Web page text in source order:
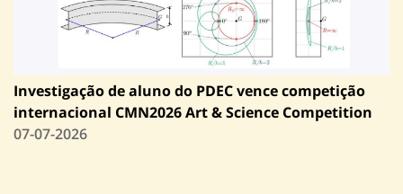
Investigação de aluno do PDEC vence competição
internacional CMN2026 Art & Science Competition
07-07-2026